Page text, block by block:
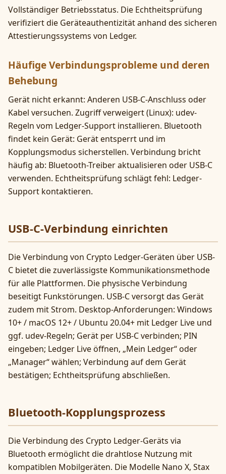
Vollständiger Betriebsstatus. Die Echtheitsprüfung
verifiziert die Geräteauthentizität anhand des sicheren
Attestierungssystems von Ledger.
Häufige Verbindungsprobleme und deren
Behebung
Gerät nicht erkannt: Anderen USB-C-Anschluss oder
Kabel versuchen. Zugriff verweigert (Linux): udev-
Regeln vom Ledger-Support installieren. Bluetooth
findet kein Gerät: Gerät entsperrt und im
Kopplungsmodus sicherstellen. Verbindung bricht
häufig ab: Bluetooth-Treiber aktualisieren oder USB-C
verwenden. Echtheitsprüfung schlägt fehl: Ledger-
Support kontaktieren.
USB-C-Verbindung einrichten
Die Verbindung von Crypto Ledger-Geräten über USB-
C bietet die zuverlässigste Kommunikationsmethode
für alle Plattformen. Die physische Verbindung
beseitigt Funkstörungen. USB-C versorgt das Gerät
zudem mit Strom. Desktop-Anforderungen: Windows
10+ / macOS 12+ / Ubuntu 20.04+ mit Ledger Live und
ggf. udev-Regeln; Gerät per USB-C verbinden; PIN
eingeben; Ledger Live öffnen, „Mein Ledger“ oder
„Manager“ wählen; Verbindung auf dem Gerät
bestätigen; Echtheitsprüfung abschließen.
Bluetooth-Kopplungsprozess
Die Verbindung des Crypto Ledger-Geräts via
Bluetooth ermöglicht die drahtlose Nutzung mit
kompatiblen Mobilgeräten. Die Modelle Nano X, Stax